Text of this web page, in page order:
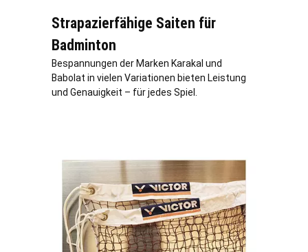
Strapazierfähige Saiten für
Badminton
Bespannungen der Marken Karakal und
Babolat in vielen Variationen bieten Leistung
und Genauigkeit – für jedes Spiel.